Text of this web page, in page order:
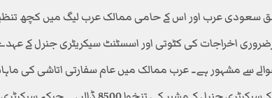
سعودی عرب اور اس کے حامی ممالک عرب لیگ میں کچھ
اخراجات کی کٹوتی اور اسسٹنٹ سیکریٹری جنرل کے